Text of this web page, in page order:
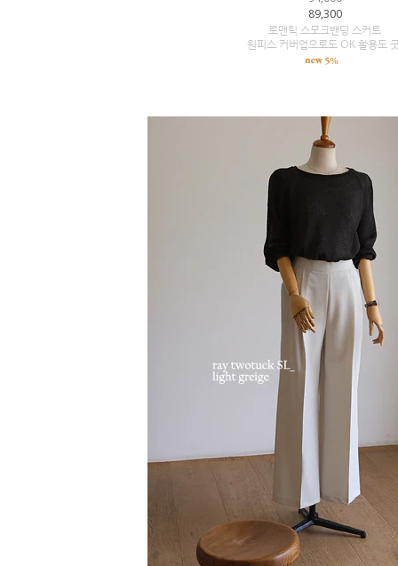
89,300
로맨틱 스모크밴딩 스커트
원피스 커버업으로도 OK 활용도